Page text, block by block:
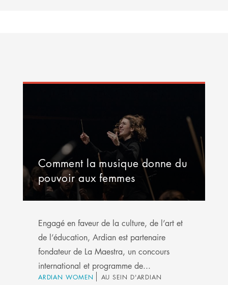
Comment la musique donne du
pouvoir aux femmes
Engagé en faveur de la culture, de l’art et
de l’éducation, Ardian est partenaire
fondateur de La Maestra, un concours
international et programme de...
ARDIAN WOMEN AU SEIN D'ARDIAN